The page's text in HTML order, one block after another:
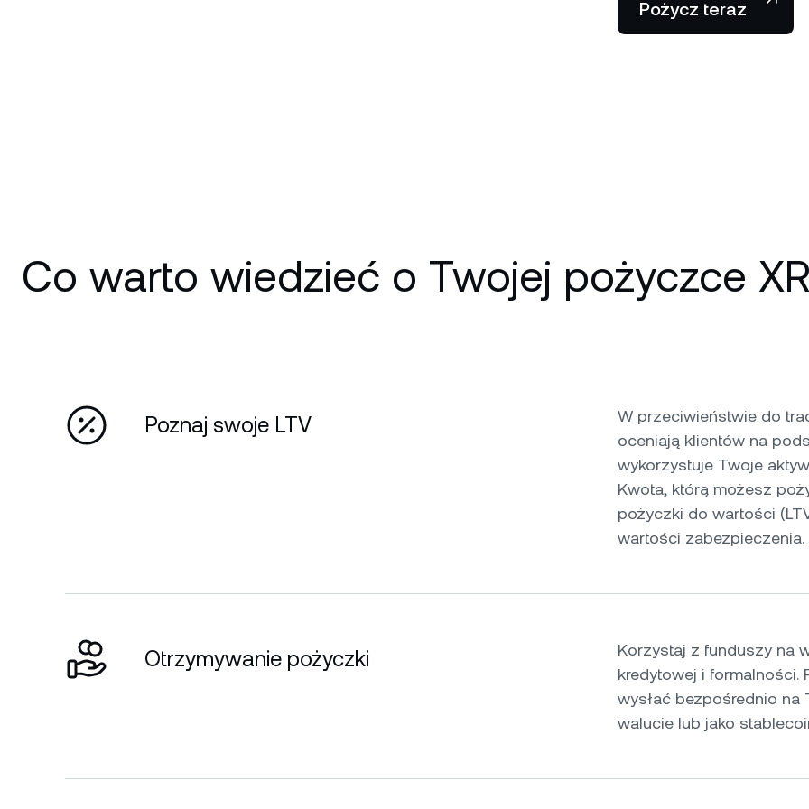
Pożycz teraz
Co warto wiedzieć o Twojej pożyczce
Poznaj swoje LTV
W przeciwieństwie do
oceniają klientów na
wykorzystuje Twoje
Kwota, którą możesz
pożyczki do wartości
wartości zabezpieczenia.
Otrzymywanie pożyczki
Korzystaj z funduszy na
kredytowej i formalności.
wysłać bezpośrednio na
walucie lub jako